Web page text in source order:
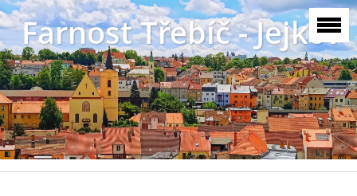
Farnost Třebíč - Jejkov